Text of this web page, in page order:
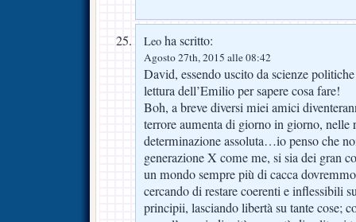
Leo ha scritto:
Agosto 27th, 2015 alle 08:42
David, essendo uscito da scienze
lettura dell’Emilio per sapere cosa fare!
Boh, a breve diversi miei amici
terrore aumenta di giorno in giorno, nelle
determinazione assoluta…io penso che
generazione X come me, si sia dei gran
un mondo sempre più di cacca
cercando di restare coerenti e inflessibili
principii, lasciando libertà su tante cose;